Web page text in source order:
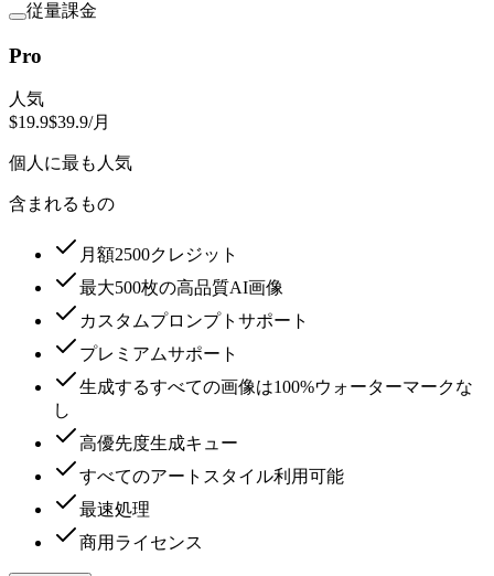
従量課金
Pro
人気
$19.9$39.9/月
個人に最も人気
含まれるもの
月額2500クレジット
最大500枚の高品質AI画像
カスタムプロンプトサポート
プレミアムサポート
生成するすべての画像は100%ウォーターマークな
し
高優先度生成キュー
すべてのアートスタイル利用可能
最速処理
商用ライセンス